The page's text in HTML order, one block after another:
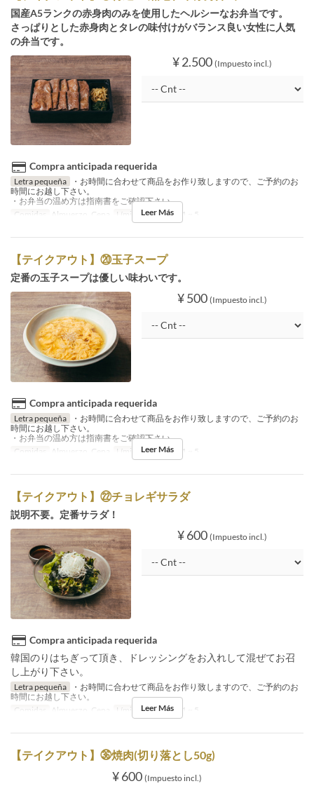
国産A5ランクの赤身肉のみを使用したヘルシーなお弁当です。
さっぱりとした赤身肉とタレの味付けがバランス良い女性に人気
の弁当です。
¥ 2.500 (Impuesto incl.)
Compra anticipada requerida
Letra pequeña
・お時間に合わせて商品をお作り致しますので、ご予約のお
時間にお越し下さい。
・お弁当の温め方は指南書をご確認下さい。
Comidas
Almuerzo, Cena Límite de pedido 1 ~ 5
Leer Más
【テイクアウト】⑳玉子スープ
定番の玉子スープは優しい味わいです。
¥ 500 (Impuesto incl.)
Compra anticipada requerida
Letra pequeña
・お時間に合わせて商品をお作り致しますので、ご予約のお
時間にお越し下さい。
・お弁当の温め方は指南書をご確認下さい。
Comidas
Almuerzo, Cena Límite de pedido 1 ~ 5
Leer Más
【テイクアウト】㉒チョレギサラダ
説明不要。定番サラダ！
¥ 600 (Impuesto incl.)
Compra anticipada requerida
韓国のりはちぎって頂き、ドレッシングをお入れして混ぜてお召
し上がり下さい。
Letra pequeña
・お時間に合わせて商品をお作り致しますので、ご予約のお
時間にお越し下さい。
Comidas
Almuerzo, Cena Límite de pedido 1 ~ 5
Leer Más
【テイクアウト】㊱焼肉(切り落とし50g)
¥ 600 (Impuesto incl.)